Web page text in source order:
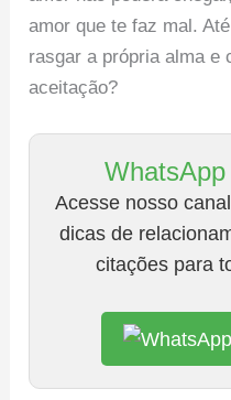
amor que te faz mal.
rasgar a própria alma e
aceitação?
Acesse nosso
dicas de
citações para